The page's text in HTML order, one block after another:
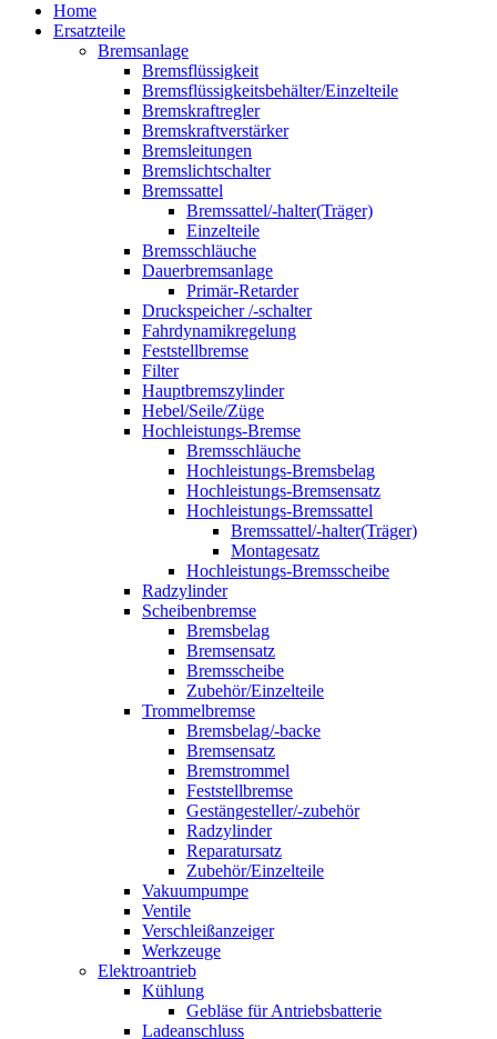
Home
Ersatzteile
Bremsanlage
Bremsflüssigkeit
Bremsflüssigkeitsbehälter/Einzelteile
Bremskraftregler
Bremskraftverstärker
Bremsleitungen
Bremslichtschalter
Bremssattel
Bremssattel/-halter(Träger)
Einzelteile
Bremsschläuche
Dauerbremsanlage
Primär-Retarder
Druckspeicher /-schalter
Fahrdynamikregelung
Feststellbremse
Filter
Hauptbremszylinder
Hebel/Seile/Züge
Hochleistungs-Bremse
Bremsschläuche
Hochleistungs-Bremsbelag
Hochleistungs-Bremsensatz
Hochleistungs-Bremssattel
Bremssattel/-halter(Träger)
Montagesatz
Hochleistungs-Bremsscheibe
Radzylinder
Scheibenbremse
Bremsbelag
Bremsensatz
Bremsscheibe
Zubehör/Einzelteile
Trommelbremse
Bremsbelag/-backe
Bremsensatz
Bremstrommel
Feststellbremse
Gestängesteller/-zubehör
Radzylinder
Reparatursatz
Zubehör/Einzelteile
Vakuumpumpe
Ventile
Verschleißanzeiger
Werkzeuge
Elektroantrieb
Kühlung
Gebläse für Antriebsbatterie
Ladeanschluss